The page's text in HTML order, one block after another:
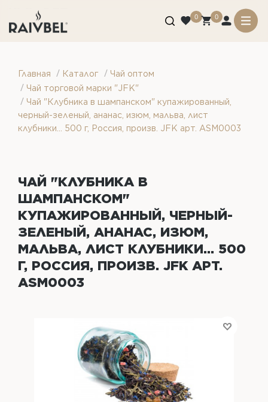
0 0
Главная / Каталог / Чай оптом
/ Чай торговой марки "JFK"
/ Чай "Клубника в шампанском" купажированный,
черный-зеленый, ананас, изюм, мальва, лист
клубники... 500 г, Россия, произв. JFK арт. ASM0003
ЧАЙ "КЛУБНИКА В
ШАМПАНСКОМ"
КУПАЖИРОВАННЫЙ, ЧЕРНЫЙ-
ЗЕЛЕНЫЙ, АНАНАС, ИЗЮМ,
МАЛЬВА, ЛИСТ КЛУБНИКИ... 500
Г, РОССИЯ, ПРОИЗВ. JFK АРТ.
ASM0003